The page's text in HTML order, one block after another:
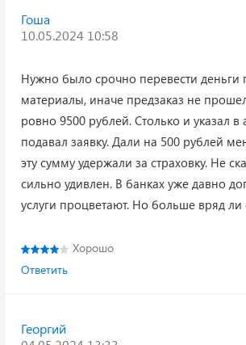
Гоша
10.05.2024 10:58
Нужно было срочно перевести деньги
материалы, иначе предзаказ не
ровно 9500 рублей. Столько и указал в
подавал заявку. Дали на 500 рублей
эту сумму удержали за страховку. Не
сильно удивлен. В банках уже давно
услуги процветают. Но больше вряд
Хорошо
Ответить
Георгий